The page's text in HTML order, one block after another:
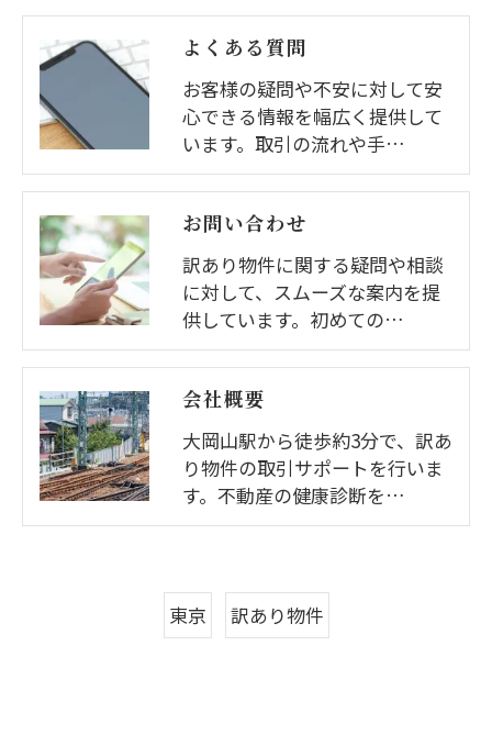
よくある質問
お客様の疑問や不安に対して安
心できる情報を幅広く提供して
います。取引の流れや手…
お問い合わせ
訳あり物件に関する疑問や相談
に対して、スムーズな案内を提
供しています。初めての…
会社概要
大岡山駅から徒歩約3分で、訳あ
り物件の取引サポートを行いま
す。不動産の健康診断を…
東京 訳あり物件